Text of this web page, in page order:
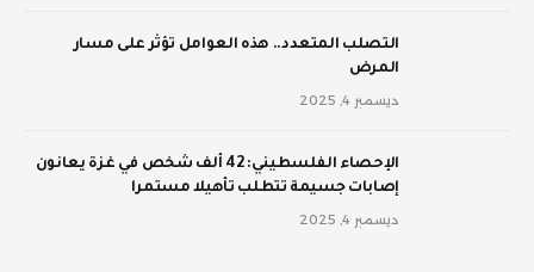
‫التصلب المتعدد.. هذه العوامل تؤثر على مسار
المرض
ديسمبر 4, 2025
الإحصاء الفلسطيني: 42 ألف شخص في غزة يعانون
إصابات جسيمة تتطلب تأهيلا مستمرا
ديسمبر 4, 2025